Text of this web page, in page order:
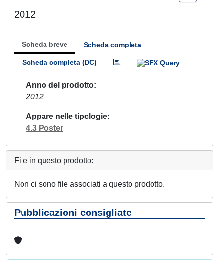
2012
Scheda breve Scheda completa
Scheda completa (DC)
Anno del prodotto
2012
Appare nelle tipologie
4.3 Poster
File in questo prodotto:
Non ci sono file associati a questo prodotto.
Pubblicazioni consigliate